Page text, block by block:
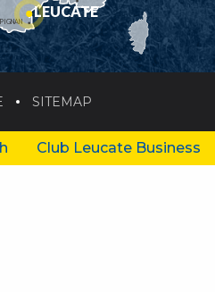
LEUCATE
SITEMAP
Club Leucate Business